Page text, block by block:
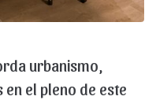
urbanismo,
el pleno de este